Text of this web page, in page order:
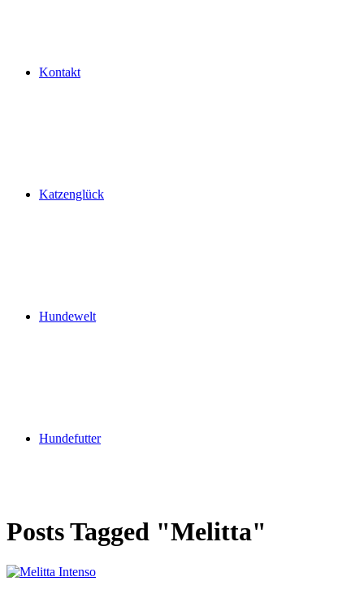
Kontakt
Katzenglück
Hundewelt
Hundefutter
Posts Tagged "Melitta"